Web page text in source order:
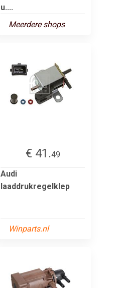
u....
Meerdere shops
€ 41.49
Audi
laaddrukregelklep
Winparts.nl